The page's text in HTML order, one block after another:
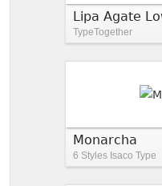
TypeTogether
Monarcha
6 Styles Isaco Type